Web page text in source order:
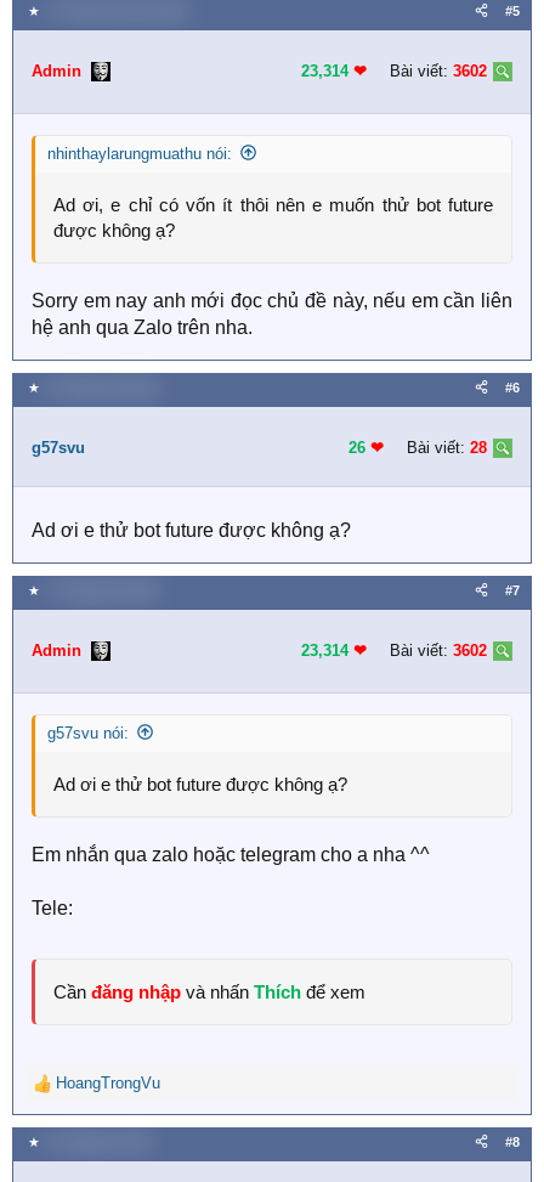
★ #5
Admin 23,314 ❤︎ Bài viết: 3602
nhinthaylarungmuathu nói:
Ad ơi, e chỉ có vốn ít thôi nên e muốn thử bot future
được không ạ?
Sorry em nay anh mới đọc chủ đề này, nếu em cần liên
hệ anh qua Zalo trên nha.
★ #6
g57svu 26 ❤︎ Bài viết: 28
Ad ơi e thử bot future được không ạ?
★ #7
Admin 23,314 ❤︎ Bài viết: 3602
g57svu nói:
Ad ơi e thử bot future được không ạ?
Em nhắn qua zalo hoặc telegram cho a nha ^^
Tele:
Cần đăng nhập và nhấn Thích để xem
R
e
a
c
HoangTrongVu
★ #8